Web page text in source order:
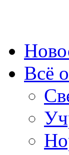
Всё